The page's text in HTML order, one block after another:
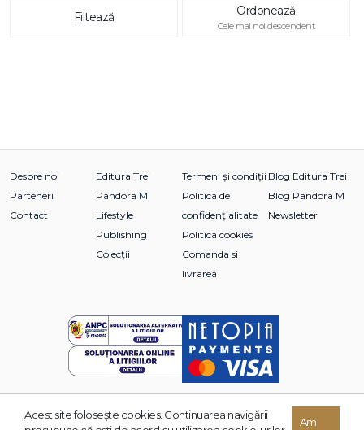
Filtează Ordonează
Cele mai noi descendent
Despre noi
Parteneri
Contact
Editura Trei
Pandora M
Lifestyle
Publishing
Colecții
Termeni și condiții
Politica de
confidențialitate
Politica cookies
Comanda si
livrarea
Blog Editura Trei
Blog Pandora M
Newsletter
© 2026 Grupul Editorial TREI. Toate drepturile rezervate.
Acest site foloseşte cookies. Continuarea navigării
Am